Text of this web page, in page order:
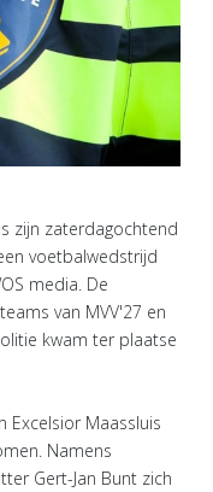
zijn zaterdagochtend
voetbalwedstrijd
media. De
van MVV'27 en
kwam ter plaatse
Excelsior Maassluis
Namens
Gert-Jan Bunt zich